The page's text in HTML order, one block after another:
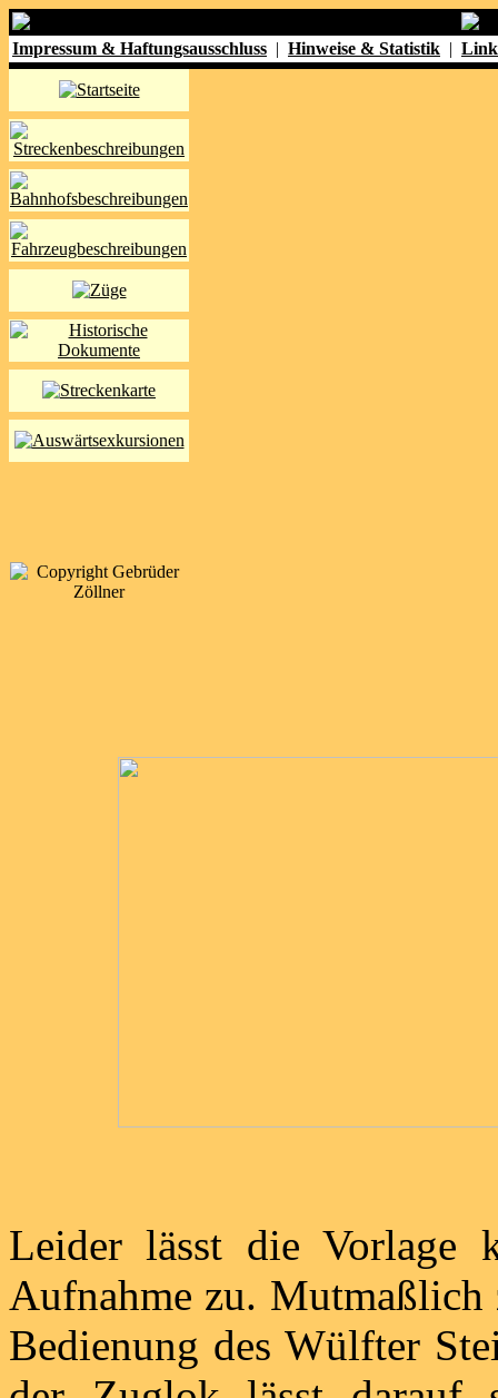
Impressum & Haftungsausschluss | Hinweise & Statistik |
Leider lässt die Vorlage
Aufnahme zu.
Bedienung des Wülfter